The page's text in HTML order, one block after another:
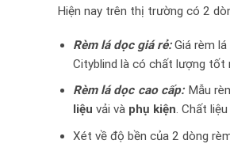
Hiện nay trên thị trường có 2
Rèm lá dọc giá rẻ:Giá rèm
Cityblind là có chất lượng tốt
Rèm lá dọc cao cấp: Mẫu
liệu vải và phụ kiện. Chất
Xét về độ bền của 2 dòng